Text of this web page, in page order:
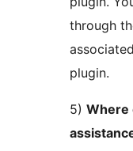
through
plugin.
5) Where